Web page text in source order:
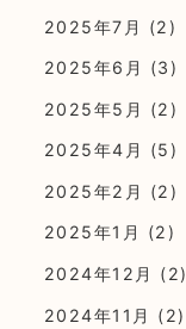
2025年7月 (2)
2025年6月 (3)
2025年5月 (2)
2025年4月 (5)
2025年2月 (2)
2025年1月 (2)
2024年12月 (2)
2024年11月 (2)